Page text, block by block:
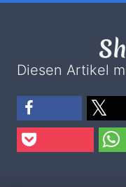
Diesen Artikel